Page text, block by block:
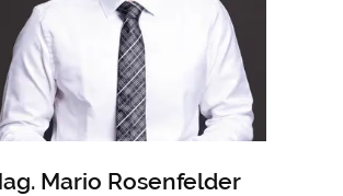
Mario Rosenfelder